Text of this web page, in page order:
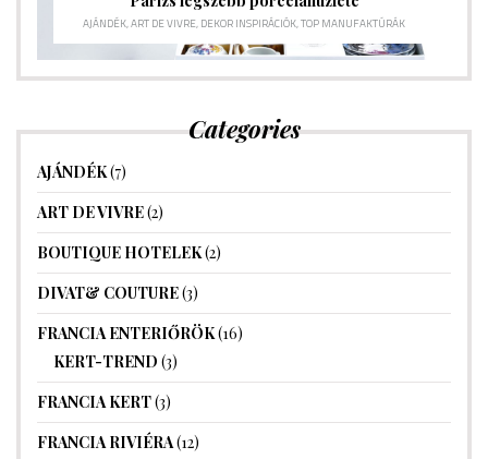
AJÁNDÉK,ART DE VIVRE, DEKOR INSPIRÁCIÓK,TOP MANUFAKTÚRÁK
Categories
AJÁNDÉK(7)
ART DE VIVRE(2)
BOUTIQUE HOTELEK(2)
DIVAT& COUTURE(3)
FRANCIA ENTERIŐRÖK(16)
KERT-TREND (3)
FRANCIA KERT(3)
FRANCIA RIVIÉRA(12)